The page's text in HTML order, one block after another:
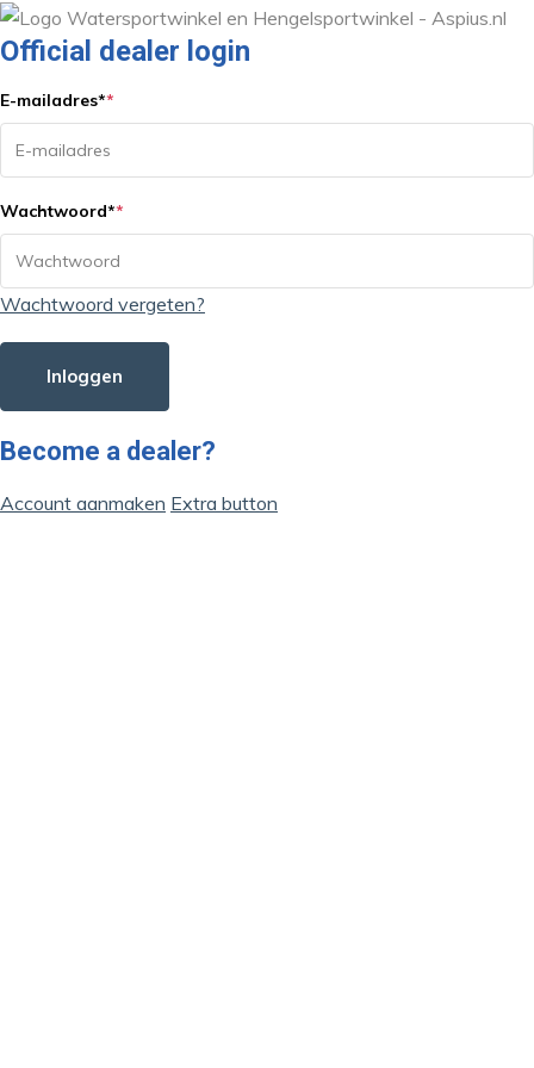
Official dealer login
E-mailadres**
Wachtwoord**
Wachtwoord vergeten?
Inloggen
Become a dealer?
Account aanmaken Extra button